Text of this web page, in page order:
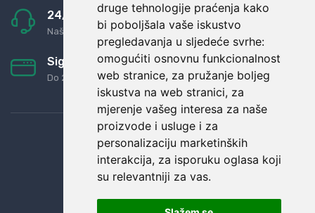
druge tehnologije praćenja kako
bi poboljšala vaše iskustvo
pregledavanja u sljedeće svrhe:
omogućiti osnovnu funkcionalnost
web stranice, za pružanje boljeg
iskustva na web stranici, za
mjerenje vašeg interesa za naše
proizvode i usluge i za
personalizaciju marketinških
interakcija, za isporuku oglasa koji
su relevantniji za vas.
24/7 odlična podrška
Naši agenti uvijek na raspolaganju
Sigurno obročno plaćanje
Do 24 rata bez kamata